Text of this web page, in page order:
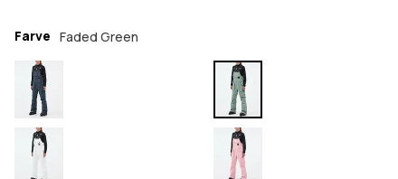
Farve Faded Green